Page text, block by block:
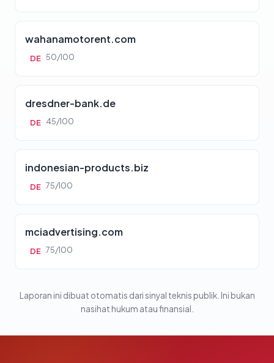
wahanamotorent.com
DE 50/100
dresdner-bank.de
DE 45/100
indonesian-products.biz
DE 75/100
mciadvertising.com
DE 75/100
Laporan ini dibuat otomatis dari sinyal teknis publik. Ini bukan
nasihat hukum atau finansial.